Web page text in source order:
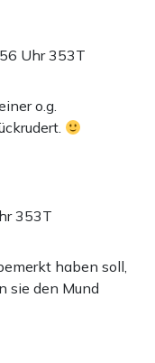
Uhr353T
o.g.
353T
haben soll,
sie den Mund